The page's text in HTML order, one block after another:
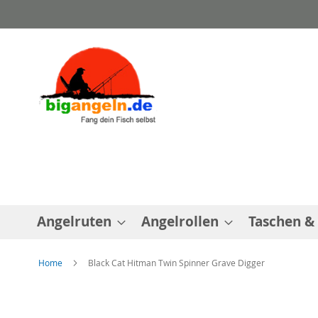
zum
Angelruten Angelrollen Taschen &
Home Black Cat Hitman Twin Spinner Grave Digger